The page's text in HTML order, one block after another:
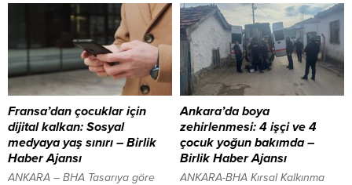
Fransa’dan çocuklar için
dijital kalkan: Sosyal
medyaya yaş sınırı – Birlik
Haber Ajansı
ANKARA – BHA Tasarıya göre
Ankara’da boya
zehirlenmesi: 4 işçi ve 4
çocuk yoğun bakımda –
Birlik Haber Ajansı
ANKARA-BHA Kırsal Kalkınma